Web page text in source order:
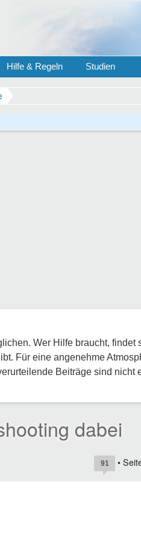
Hilfe & Regeln Studien
Wer Hilfe braucht, findet
Für eine angenehme
Beiträge sind nicht
dabei
91 •